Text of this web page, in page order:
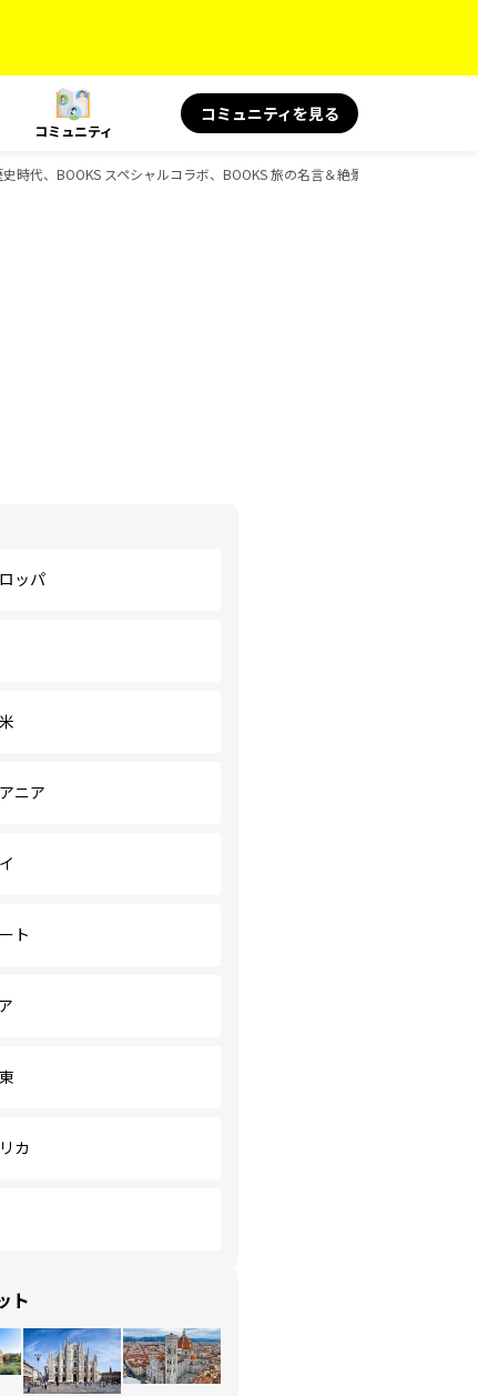
コミュニティ
コミュニティを見る
代、BOOKS スペシャルコラボ、BOOKS 旅の名言＆絶景、BOOKS 旅と健
ッパ
ニア
ト
カ
ト